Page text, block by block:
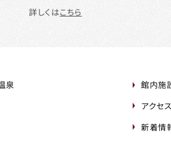
詳しくはこちら
泉
館内施
アクセ
新着情